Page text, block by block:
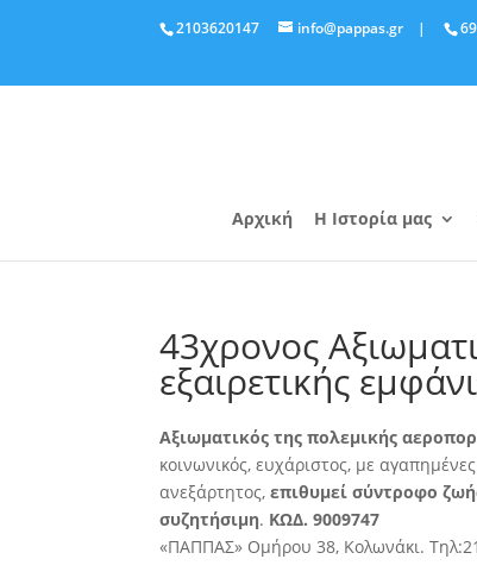
2103620147 info@pappas.gr |
Αρχική Η Ιστορία μας
43χρονος
εξαιρετικής
Αξιωματικός της πολεμικής
κοινωνικός, ευχάριστος, με
ανεξάρτητος,επιθυμεί σύντροφο
συζητήσιμη. ΚΩΔ. 9009747
«ΠΑΠΠΑΣ» Ομήρου 38, Κολωνάκι.